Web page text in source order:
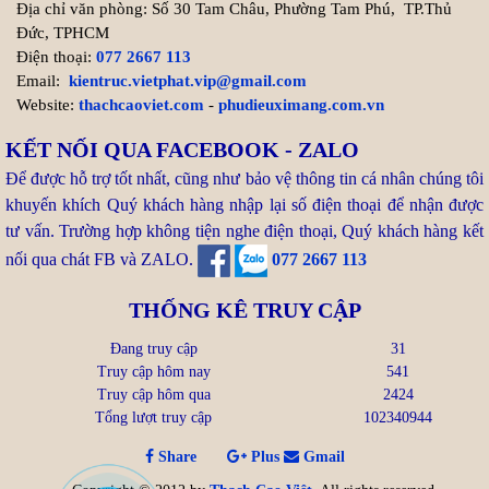
Tuổi Canh Tuất 1970 làm nhà
Bước sang năm 2027 (Đinh
1970 chạm ngưỡng 58 tuổi (tuổi mụ). Đây là giai đoạn "độ ...
Xem thêm >>
Kinh Nghiệm Xây Biệt Thự
Đẹp: 9 Yếu Tố Không Thể Bỏ
Qua
Biệt thự là một công trình quy
mô và đẳng cấp với mức đầu tư lớn, không chỉ yêu cầu cao
về mặt thẩm ...
Địa chỉ văn phòng: Số 30 Tam Châu, Phường Tam Phú, TP.Thủ
Đức, TPHCM
Điện thoại: 077 2667 113
Email: kientruc.vietphat.vip@gmail.com
Website: thachcaoviet.com - phudieuximang.com.vn
KẾT NỐI QUA FACEBOOK - ZALO
Để được hỗ trợ tốt nhất, cũng như bảo vệ thông tin cá nhân chúng tôi
khuyến khích Quý khách hàng nhập lại số điện thoại để nhận được
tư vấn. Trường hợp không tiện nghe điện thoại, Quý khách hàng kết
nối qua chát FB và ZALO.
077 2667 113
THỐNG KÊ TRUY CẬP
Đang truy cập
31
Truy cập hôm nay
541
Truy cập hôm qua
2424
Tổng lượt truy cập
102340944
Share Plus Gmail